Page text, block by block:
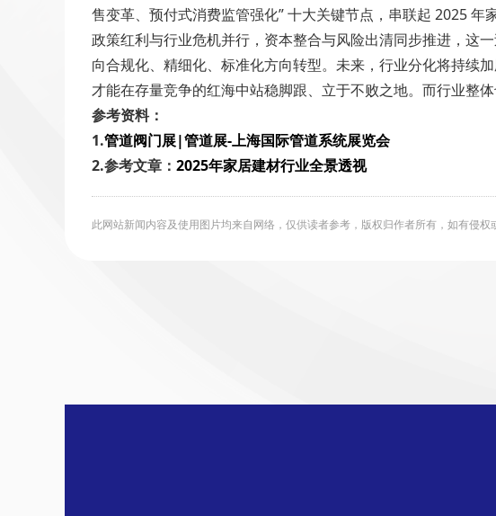
售变革、预付式消费监管强化” 十大关键节点，串联起 2025 年
政策红利与行业危机并行，资本整合与风险出清同步推进，这
向合规化、精细化、标准化方向转型。未来，行业分化将持续
才能在存量竞争的红海中站稳脚跟、立于不败之地。而行业整
参考资料：
1.管道阀门展|管道展-上海国际管道系统展览会
2.参考文章： 2025年家居建材行业全景透视
此网站新闻内容及使用图片均来自网络，仅供读者参考，版权归作者所有，如有侵